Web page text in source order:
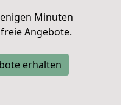
Minuten
Angebote.
erhalten